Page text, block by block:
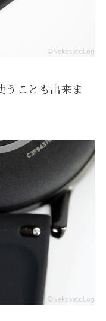
ことも出来ま